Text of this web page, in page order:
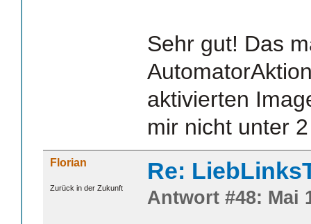
Sehr gut! Das
aktivierten
mir nicht unter
Florian
Zurück in der Zukunft
Re:
Antwort #48: Mai